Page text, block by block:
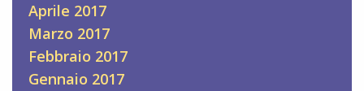
Aprile 2017
Marzo 2017
Febbraio 2017
Gennaio 2017